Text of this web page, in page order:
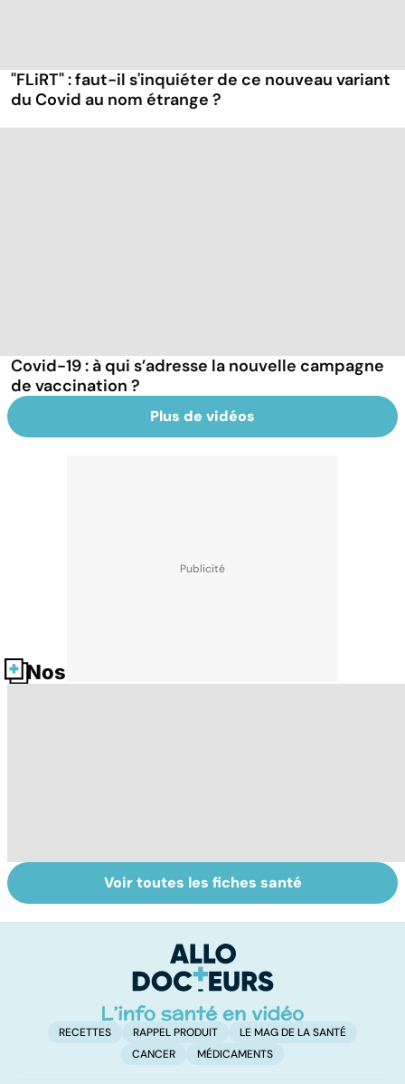
"FLiRT" : faut-il s'inquiéter de ce nouveau variant
du Covid au nom étrange ?
Covid-19 : à qui s’adresse la nouvelle campagne
de vaccination ?
Plus de vidéos
Nos fiches santé
Tout savoir sur
les infections
Inflammation des
amygdales : que
d'angine ?
Voir toutes les fiches santé
RECETTES RAPPEL PRODUIT
LE MAG DE LA SANTÉ
CANCER
MÉDICAMENTS